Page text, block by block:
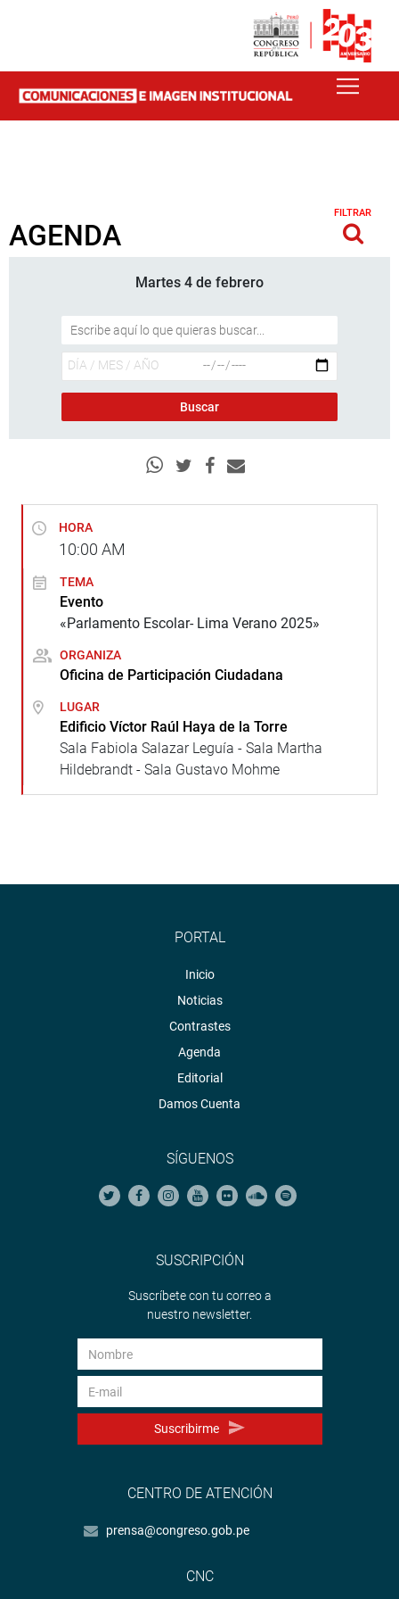
AGENDA
FILTRAR
Martes 4 de febrero
HORA
10:00 AM
TEMA
Evento
«Parlamento Escolar- Lima Verano 2025»
ORGANIZA
Oficina de Participación Ciudadana
LUGAR
Edificio Víctor Raúl Haya de la Torre
Sala Fabiola Salazar Leguía - Sala Martha
Hildebrandt - Sala Gustavo Mohme
PORTAL
Inicio
Noticias
Contrastes
Agenda
Editorial
Damos Cuenta
SÍGUENOS
SUSCRIPCIÓN
Suscríbete con tu correo a
nuestro newsletter.
Suscribirme
CENTRO DE ATENCIÓN
prensa@congreso.gob.pe
CNC